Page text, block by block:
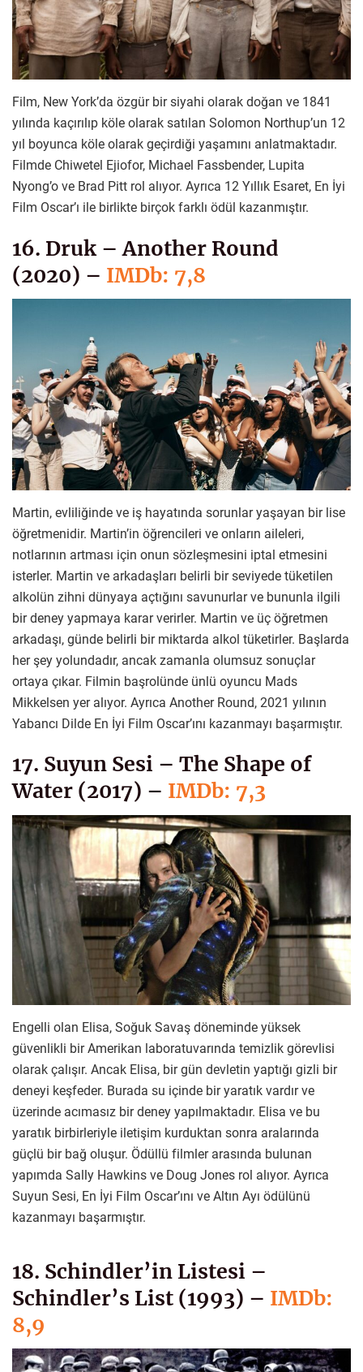
Film, New York’da özgür bir siyahi olarak doğan ve 1841
yılında kaçırılıp köle olarak satılan Solomon Northup’un 12
yıl boyunca köle olarak geçirdiği yaşamını anlatmaktadır.
Filmde Chiwetel Ejiofor, Michael Fassbender, Lupita
Nyong’o ve Brad Pitt rol alıyor. Ayrıca 12 Yıllık Esaret, En İyi
Film Oscar’ı ile birlikte birçok farklı ödül kazanmıştır.
16. Druk – Another Round
(2020) – IMDb: 7,8
Martin, evliliğinde ve iş hayatında sorunlar yaşayan bir lise
öğretmenidir. Martin’in öğrencileri ve onların aileleri,
notlarının artması için onun sözleşmesini iptal etmesini
isterler. Martin ve arkadaşları belirli bir seviyede tüketilen
alkolün zihni dünyaya açtığını savunurlar ve bununla ilgili
bir deney yapmaya karar verirler. Martin ve üç öğretmen
arkadaşı, günde belirli bir miktarda alkol tüketirler. Başlarda
her şey yolundadır, ancak zamanla olumsuz sonuçlar
ortaya çıkar. Filmin başrolünde ünlü oyuncu Mads
Mikkelsen yer alıyor. Ayrıca Another Round, 2021 yılının
Yabancı Dilde En İyi Film Oscar’ını kazanmayı başarmıştır.
17. Suyun Sesi – The Shape of
Water (2017) – IMDb: 7,3
Engelli olan Elisa, Soğuk Savaş döneminde yüksek
güvenlikli bir Amerikan laboratuvarında temizlik görevlisi
olarak çalışır. Ancak Elisa, bir gün devletin yaptığı gizli bir
deneyi keşfeder. Burada su içinde bir yaratık vardır ve
üzerinde acımasız bir deney yapılmaktadır. Elisa ve bu
yaratık birbirleriyle iletişim kurduktan sonra aralarında
güçlü bir bağ oluşur. Ödüllü filmler arasında bulunan
yapımda Sally Hawkins ve Doug Jones rol alıyor. Ayrıca
Suyun Sesi, En İyi Film Oscar’ını ve Altın Ayı ödülünü
kazanmayı başarmıştır.
18. Schindler’in Listesi –
Schindler’s List (1993) – IMDb:
8,9